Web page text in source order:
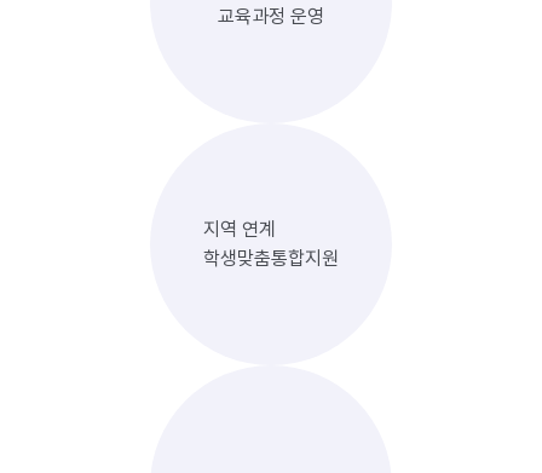
교육과정 운영
지역 연계
학생맞춤통합지원